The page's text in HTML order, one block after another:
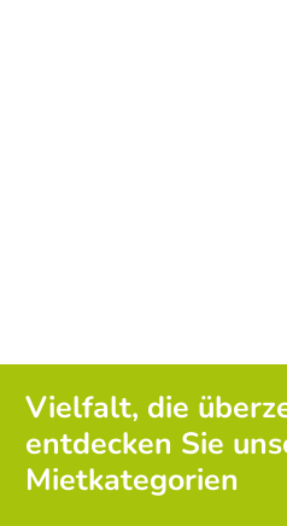
Vielfalt, die
entdecken Sie
Mietkategorien